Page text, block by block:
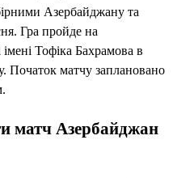
Азербайджану та
Гра пройде на
імені Тофіка Бахрамова в
Початок матчу заплановано
матч Азербайджан